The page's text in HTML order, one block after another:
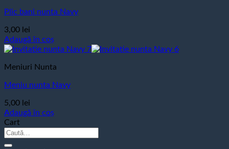
Plic bani nunta Navy
3,00 lei
Adaugă în coș
Meniuri Nunta
Meniu nunta Navy
5,00 lei
Adaugă în coș
Cart
Caută